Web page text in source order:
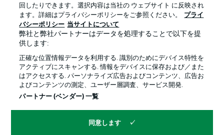
求人 選手
当サイトについて
© 2026 Bundesliga-Gruppe GmbH
言語をお選びください
回したりできます。選択内容は当社の ウェブサイト に反映され
ます。詳細はプライバシーポリシーをご参照ください。
プライ
バシーポリシー 当サイトについて
弊社と弊社パートナーはデータを処理することで以下を提
供します:
正確な位置情報データを利用する. 識別のためにデバイス特性を
アクティブにスキャンする. 情報をデバイスに保存および／また
はアクセスする. パーソナライズ広告およびコンテンツ、広告お
よびコンテンツの測定、ユーザー層調査、サービス開発.
パートナー (ベンダー) 一覧
同意します